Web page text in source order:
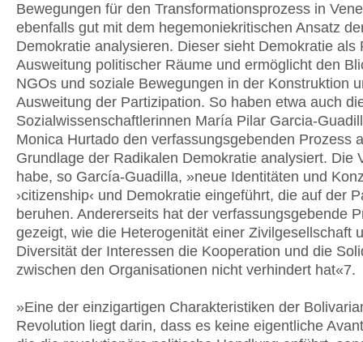
Bewegungen für den Transformationsprozess in
ebenfalls gut mit dem hegemoniekritischen Ansatz
Demokratie analysieren. Dieser sieht Demokratie als
Ausweitung politischer Räume und ermöglicht den
NGOs und soziale Bewegungen in der Konstruktion
Ausweitung der Partizipation. So haben etwa auch
Sozialwissenschaftlerinnen María Pilar Garcia-
Monica Hurtado den verfassungsgebenden Prozess
Grundlage der Radikalen Demokratie analysiert. Die
habe, so García-Guadilla, »neue Identitäten und
›citizenship‹ und Demokratie eingeführt, die auf der
beruhen. Andererseits hat der verfassungsgebende
gezeigt, wie die Heterogenität einer Zivilgesellschaft
Diversität der Interessen die Kooperation und die
zwischen den Organisationen nicht verhindert hat«7.
»Eine der einzigartigen Charakteristiken der
Revolution liegt darin, dass es keine eigentliche